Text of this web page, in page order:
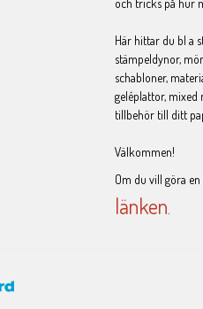
och tricks på hur
Här hittar du bl a
stämpeldynor,
schabloner,
geléplattor,
tillbehör till ditt
Välkommen!
Om du vill göra
länken